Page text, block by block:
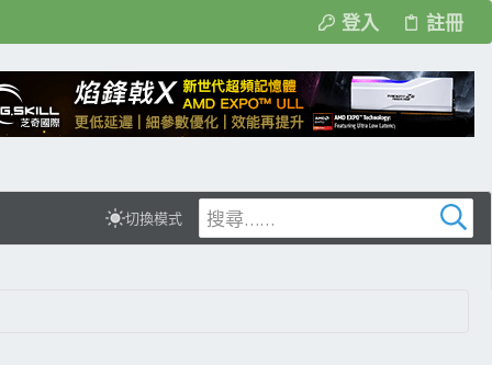
登入 註冊
切換模式